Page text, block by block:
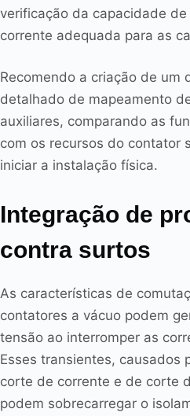
verificação da capacidade
corrente adequada para as
Recomendo a criação de um
detalhado de mapeamento
auxiliares, comparando as
com os recursos do contator
iniciar a instalação física.
Integração de
contra surtos
As características de
contatores a vácuo podem
tensão ao interromper as
Esses transientes, causados
corte de corrente e de corte
podem sobrecarregar o